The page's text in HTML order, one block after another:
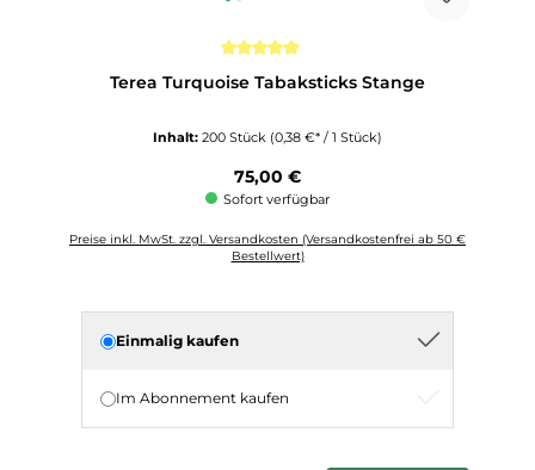
Terea Turquoise Tabaksticks Stange
Inhalt: 200 Stück (0,38 €* / 1 Stück)
Regulärer Preis:
75,00 €
Sofort verfügbar
Preise inkl. MwSt. zzgl. Versandkosten (Versandkostenfrei ab 50 €
Bestellwert)
Einmalig kaufen
Im Abonnement kaufen